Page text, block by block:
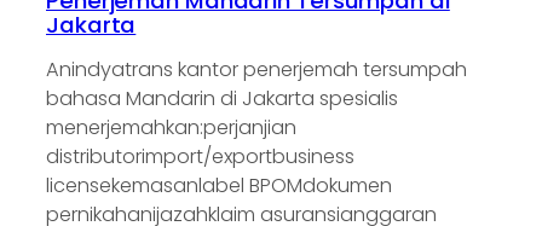
Jakarta
Anindyatrans kantor penerjemah tersumpah
bahasa Mandarin di Jakarta spesialis
menerjemahkan:perjanjian
distributorimport/exportbusiness
licensekemasanlabel BPOMdokumen
pernikahanijazahklaim asuransianggaran